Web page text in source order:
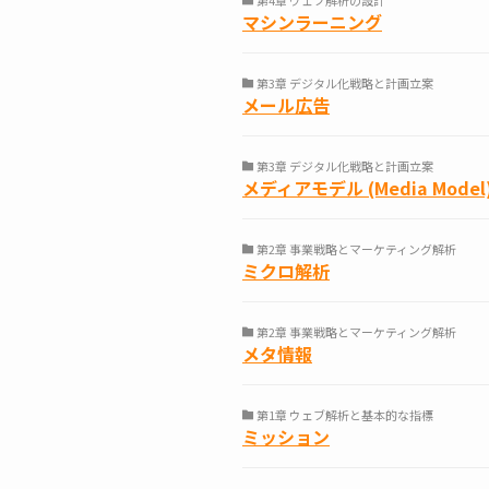
マシンラーニング
第3章 デジタル化戦略と計画立案
メール広告
第3章 デジタル化戦略と計画立案
メディアモデル (Media
第2章 事業戦略とマーケティング解析
ミクロ解析
第2章 事業戦略とマーケティング解析
メタ情報
第1章 ウェブ解析と基本的な指標
ミッション